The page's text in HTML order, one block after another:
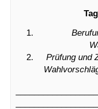
Prüfung und